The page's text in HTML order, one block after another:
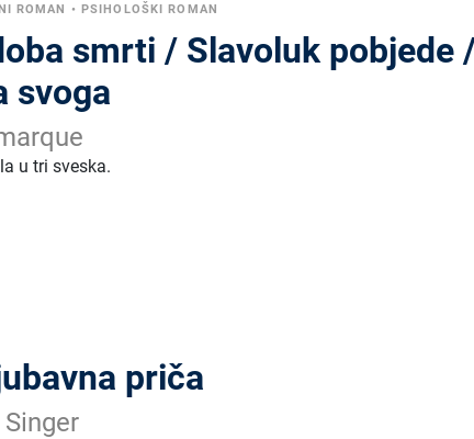
ROMAN • PSIHOLOŠKI ROMAN
smrti / Slavoluk pobjede
svoga
u tri sveska.
priča